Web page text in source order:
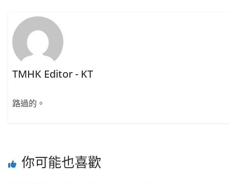
TMHK Editor - KT
路過的。
你可能也喜歡